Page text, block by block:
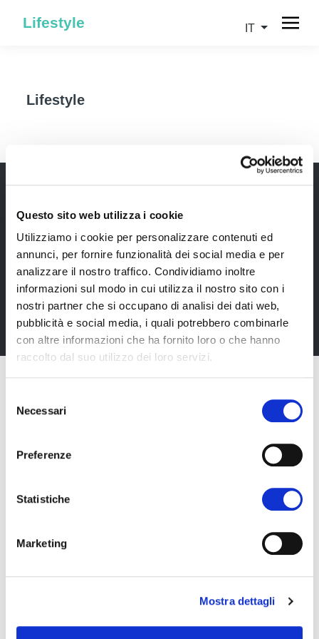
Questo sito web utilizza i cookie
Utilizziamo i cookie per personalizzare contenuti ed
annunci, per fornire funzionalità dei social media e per
analizzare il nostro traffico. Condividiamo inoltre
informazioni sul modo in cui utilizza il nostro sito con i
nostri partner che si occupano di analisi dei dati web,
pubblicità e social media, i quali potrebbero combinarle
con altre informazioni che ha fornito loro o che hanno
raccolto dal suo utilizzo dei loro servizi.
delNecessari
Preferenze
Statistiche
Marketing
Mostra dettagli
Lifestyle IT
Lifestyle
Rimani sempre aggiornata*o sui nostri eventi, ricevi
informazioni utili in anteprima! Naturalmente senza
alcun costo.
Iscriviti alla Newsletter
39100 Bolzano BZ